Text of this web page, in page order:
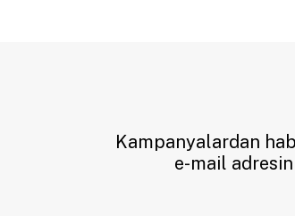
Kampanyalardan
e-mail